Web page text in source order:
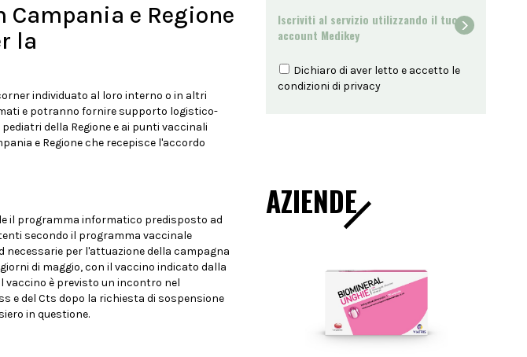
e Regione
la
individuato al loro interno o in altri
e potranno fornire supporto logistico-
della Regione e ai punti vaccinali
e Regione che recepisce l'accordo
il programma informatico predisposto ad
secondo il programma vaccinale
necessarie per l'attuazione della campagna
di maggio, con il vaccino indicato dalla
vaccino è previsto un incontro nel
e del Cts dopo la richiesta di sospensione
in questione.
Iscriviti al servizio utilizzando il tuo
account Medikey
Dichiaro di aver letto e accetto le
condizioni di privacy
AZIENDE